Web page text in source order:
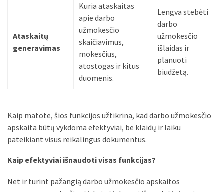
Ataskaitų
generavimas
Kuria ataskaitas
apie darbo
užmokesčio
skaičiavimus,
mokesčius,
atostogas ir kitus
duomenis.
Lengva stebėti
darbo
užmokesčio
išlaidas ir
planuoti
biudžetą.
Kaip matote, šios funkcijos užtikrina, kad darbo užmokesčio
apskaita būtų vykdoma efektyviai, be klaidų ir laiku
pateikiant visus reikalingus dokumentus.
Kaip efektyviai išnaudoti visas funkcijas?
Net ir turint pažangią darbo užmokesčio apskaitos